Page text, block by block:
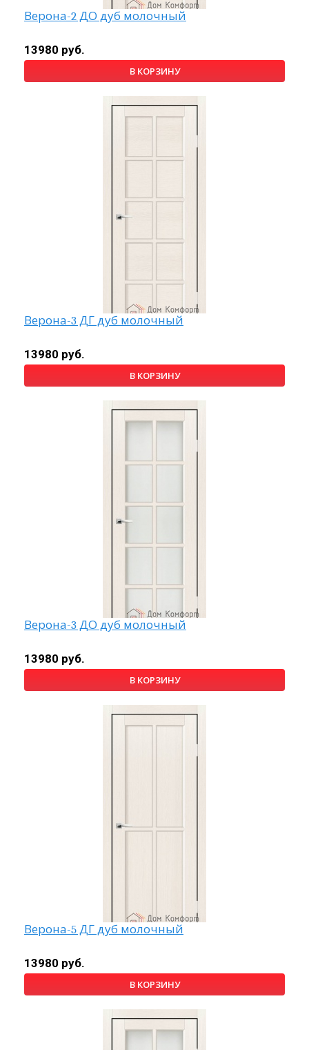
Верона-2 ДО дуб молочный
13980 руб.
В КОРЗИНУ
Верона-3 ДГ дуб молочный
13980 руб.
В КОРЗИНУ
Верона-3 ДО дуб молочный
13980 руб.
В КОРЗИНУ
Верона-5 ДГ дуб молочный
13980 руб.
В КОРЗИНУ